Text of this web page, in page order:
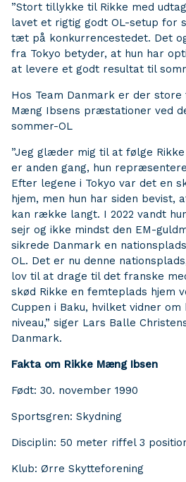
”Stort tillykke til Rikke med
lavet et rigtig godt OL-setup for
tæt på konkurrencestedet. Det
fra Tokyo betyder, at hun har
at levere et godt resultat til
Hos Team Danmark er der
Mæng Ibsens præstationer ved
sommer-OL
”Jeg glæder mig til at følge
er anden gang, hun
Efter legene i Tokyo var det en
hjem, men hun har siden bevist,
kan række langt. I 2022 vandt
sejr og ikke mindst den EM-
sikrede Danmark en
OL. Det er nu denne
lov til at drage til det franske
skød Rikke en femteplads hjem
Cuppen i Baku, hvilket vidner
niveau,” siger Lars Balle
Danmark.
Fakta om Rikke Mæng Ibsen
Født: 30. november 1990
Sportsgren: Skydning
Disciplin: 50 meter riffel 3
Klub: Ørre Skytteforening